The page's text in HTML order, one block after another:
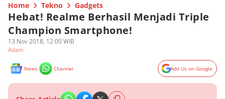
Home Tekno Gadgets
Hebat! Realme Berhasil Menjadi Triple
Champion Smartphone!
13 Nov 2018, 12:00 WIB
Adam
News Channel Add Us on Google